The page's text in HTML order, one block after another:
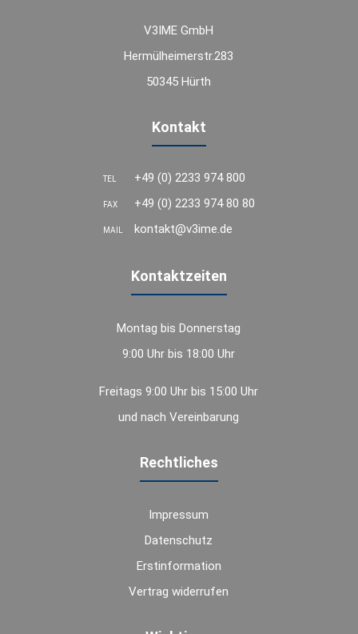
V3IME GmbH
Hermülheimerstr.283
50345 Hürth
Kontakt
TEL +49 (0) 2233 974 800
FAX +49 (0) 2233 974 80 80
MAIL kontakt@v3ime.de
Kontaktzeiten
Montag bis Donnerstag
9:00 Uhr bis 18:00 Uhr
Freitags 9:00 Uhr bis 15:00 Uhr
und nach Vereinbarung
Rechtliches
Impressum
Datenschutz
Erstinformation
Vertrag widerrufen